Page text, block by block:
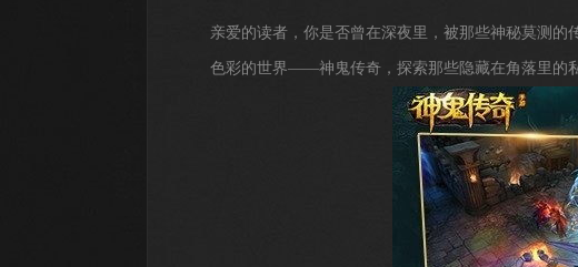
亲爱的读者，你是否曾在深夜里，被那些神秘莫测
色彩的世界——神鬼传奇，探索那些隐藏在角落里的